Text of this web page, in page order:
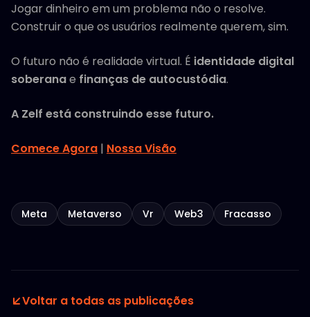
Jogar dinheiro em um problema não o resolve.
Construir o que os usuários realmente querem, sim.
O futuro não é realidade virtual. É identidade digital
soberanae finanças de autocustódia.
A Zelf está construindo esse futuro.
Comece Agora | Nossa Visão
Meta Metaverso Vr Web3 Fracasso
Voltar a todas as publicações